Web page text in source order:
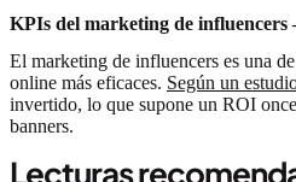
KPIs del marketing de influencers
El marketing de influencers es una
online más eficaces. Según un
invertido, lo que supone un ROI
banners.
Lecturas